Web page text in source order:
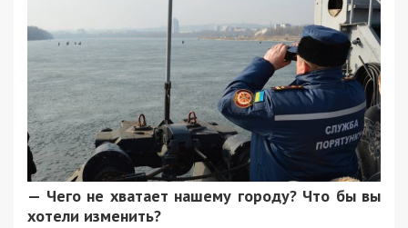
— Чего не хватает нашему городу? Что бы вы
хотели изменить?